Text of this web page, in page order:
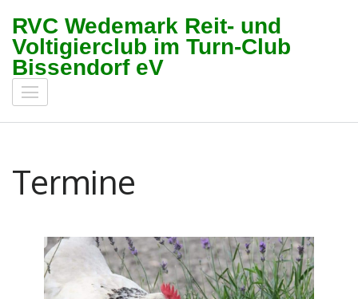
Inhalt
springen
(Enter
drücken)
RVC Wedemark Reit- und
Voltigierclub im Turn-Club
Bissendorf eV
Termine